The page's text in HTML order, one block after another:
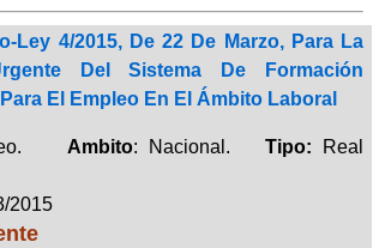
Ley 4/2015, De 22 De Marzo, Para La
Del Sistema De Formación
El Empleo En El Ámbito Laboral
Ambito: Nacional. Tipo:
Real
2015